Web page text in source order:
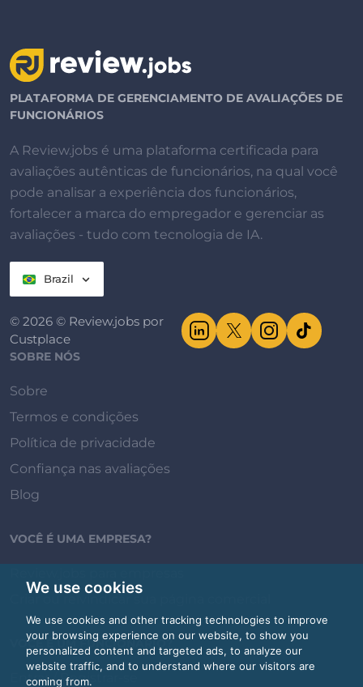
We use cookies
We use cookies and other tracking technologies to improve
your browsing experience on our website, to show you
personalized content and targeted ads, to analyze our
website traffic, and to understand where our visitors are
coming from.
PLATAFORMA DE GERENCIAMENTO DE AVALIAÇÕES DE
FUNCIONÁRIOS
A Review.jobs é uma plataforma certificada para
avaliações autênticas de funcionários, na qual você
pode analisar a experiência dos funcionários,
fortalecer a marca do empregador e gerenciar as
avaliações - tudo com tecnologia de IA.
Brazil
© 2026 © Review.jobs por
Custplace
SOBRE NÓS
Sobre
Termos e condições
Política de privacidade
Confiança nas avaliações
Blog
VOCÊ É UMA EMPRESA?
Criar ou reivindicar sua página comercial
VOCÊ É UM FUNCIONÁRIO?
Entrar / Registrar-se